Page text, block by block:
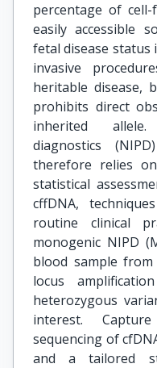
percentage of
easily accessible
fetal disease
invasive
heritable disease,
prohibits direct
inherited
diagnostics
therefore relies
statistical
cffDNA,
routine clinical
monogenic NIPD
blood sample
locus
heterozygous
interest.
sequencing of
and a tailored